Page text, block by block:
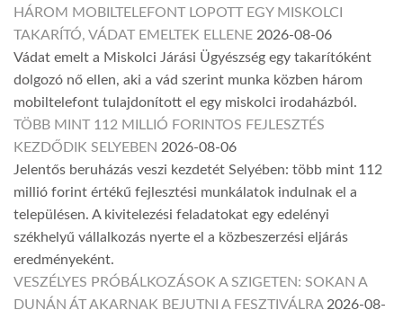
HÁROM MOBILTELEFONT LOPOTT EGY MISKOLCI
TAKARÍTÓ, VÁDAT EMELTEK ELLENE 2026-08-06
Vádat emelt a Miskolci Járási Ügyészség egy takarítóként
dolgozó nő ellen, aki a vád szerint munka közben három
mobiltelefont tulajdonított el egy miskolci irodaházból.
TÖBB MINT 112 MILLIÓ FORINTOS FEJLESZTÉS
KEZDŐDIK SELYEBEN 2026-08-06
Jelentős beruházás veszi kezdetét Selyében: több mint 112
millió forint értékű fejlesztési munkálatok indulnak el a
településen. A kivitelezési feladatokat egy edelényi
székhelyű vállalkozás nyerte el a közbeszerzési eljárás
eredményeként.
VESZÉLYES PRÓBÁLKOZÁSOK A SZIGETEN: SOKAN A
DUNÁN ÁT AKARNAK BEJUTNI A FESZTIVÁLRA 2026-08-